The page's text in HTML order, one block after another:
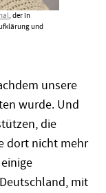
, der in
und
unsere
wurde. Und
die
dort nicht mehr
mit